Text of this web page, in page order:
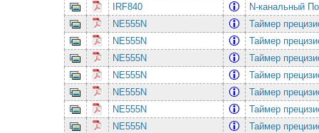
IRF840
N-канальный
NE555N
Таймеp
NE555N
Таймеp
NE555N
Таймеp
NE555N
Таймеp
NE555N
Таймеp
NE555N
Таймеp
NE555N
Таймеp